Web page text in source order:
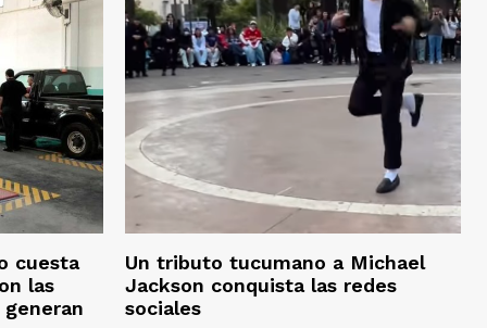
cuesta
las
Un tributo tucumano a Michael
Jackson conquista las redes
sociales